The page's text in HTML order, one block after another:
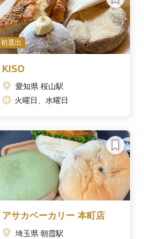
初選出
KISO
愛知県 桜山駅
火曜日、水曜日
アサカベーカリー 本町店
埼玉県 朝霞駅